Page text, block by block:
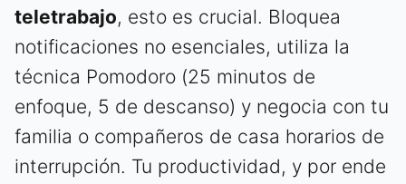
teletrabajo, esto es crucial. Bloquea
notificaciones no esenciales, utiliza la
técnica Pomodoro (25 minutos de
enfoque, 5 de descanso) y negocia con tu
familia o compañeros de casa horarios de
interrupción. Tu productividad, y por ende